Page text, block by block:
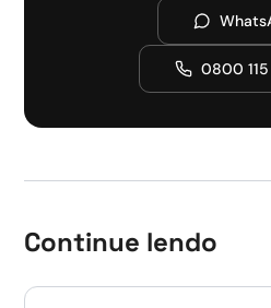
0800
Continue lendo